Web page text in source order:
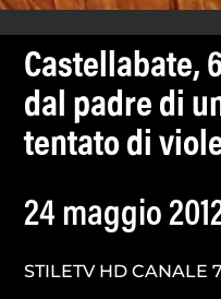
Castellabate,
dal padre di
tentato di
24 maggio
STILETV HD CANALE